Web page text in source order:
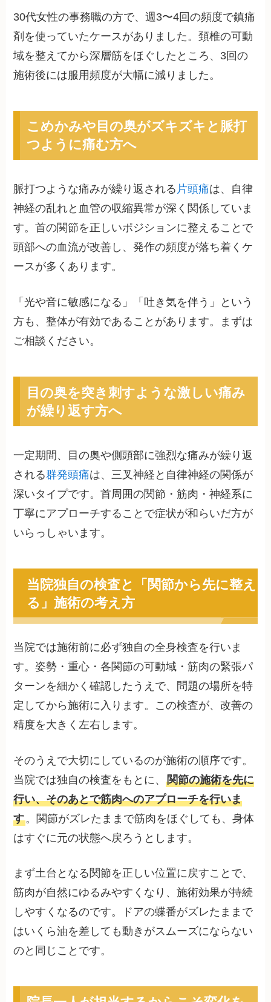
30代女性の事務職の方で、週3〜4回の頻度で鎮痛
剤を使っていたケースがありました。頚椎の可動
域を整えてから深層筋をほぐしたところ、3回の
施術後には服用頻度が大幅に減りました。
こめかみや目の奥がズキズキと脈打
つように痛む方へ
脈打つような痛みが繰り返される 片頭痛は、自律
神経の乱れと血管の収縮異常が深く関係していま
す。首の関節を正しいポジションに整えることで
頭部への血流が改善し、発作の頻度が落ち着くケ
ースが多くあります。
「光や音に敏感になる」「吐き気を伴う」という
方も、整体が有効であることがあります。まずは
ご相談ください。
目の奥を突き刺すような激しい痛み
が繰り返す方へ
一定期間、目の奥や側頭部に強烈な痛みが繰り返
される群発頭痛は、三叉神経と自律神経の関係が
深いタイプです。首周囲の関節・筋肉・神経系に
丁寧にアプローチすることで症状が和らいだ方が
いらっしゃいます。
当院独自の検査と「関節から先に整え
る」施術の考え方
当院では施術前に必ず独自の全身検査を行いま
す。姿勢・重心・各関節の可動域・筋肉の緊張パ
ターンを細かく確認したうえで、問題の場所を特
定してから施術に入ります。この検査が、改善の
精度を大きく左右します。
そのうえで大切にしているのが施術の順序です。
当院では独自の検査をもとに、関節の施術を先に
行い、そのあとで筋肉へのアプローチを行いま
す。関節がズレたままで筋肉をほぐしても、身体
はすぐに元の状態へ戻ろうとします。
まず土台となる関節を正しい位置に戻すことで、
筋肉が自然にゆるみやすくなり、施術効果が持続
しやすくなるのです。ドアの蝶番がズレたままで
はいくら油を差しても動きがスムーズにならない
のと同じことです。